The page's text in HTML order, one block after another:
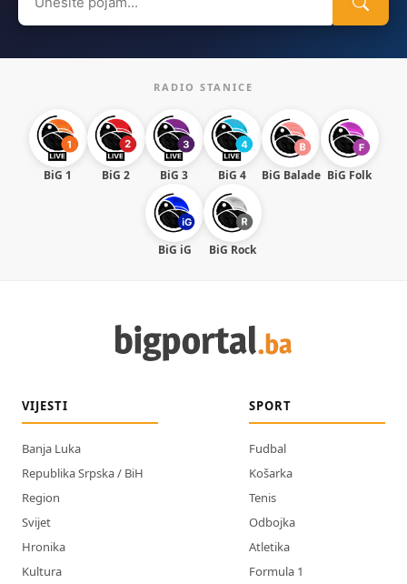
for:
RADIO STANICE
BiG 1 BiG 2 BiG 3 BiG 4 BiG Balade BiG Folk
BiG iG BiG Rock
VIJESTI
Banja Luka
Republika Srpska / BiH
Region
Svijet
Hronika
Kultura
SPORT
Fudbal
Košarka
Tenis
Odbojka
Atletika
Formula 1